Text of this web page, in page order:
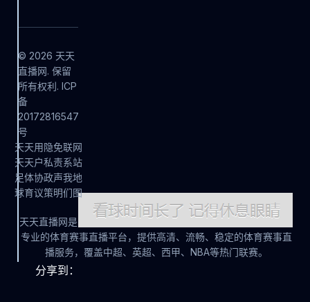
分享到：
© 2026 天天
直播网. 保留
所有权利. ICP
备
20172816547
号
天
天
足
球
天
天
体
育
用
户
协
议
隐
私
政
策
免
责
声
明
联
系
我
们
网
站
地
图
天天直播网是
专业的体育赛事直播平台，提供高清、流畅、稳定的体育赛事直
播服务，覆盖中超、英超、西甲、NBA等热门联赛。